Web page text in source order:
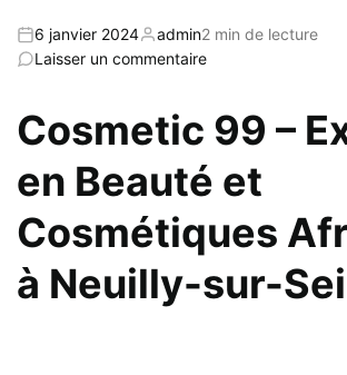
6 janvier 2024 admin2 min de lecture
Laisser un commentaire
Cosmetic 99 –
en Beauté et
Cosmétiques
à Neuilly-sur-